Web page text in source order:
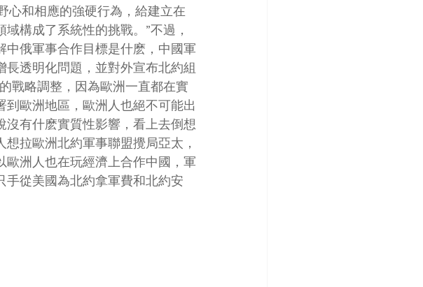
心和相應的強硬行為，給建立在
構成了系統性的挑戰。”不過，
俄軍事合作目標是什麽，中國軍
透明化問題，並對外宣布北約組
戰略調整，因為歐洲一直都在實
歐洲地區，歐洲人也絕不可能出
有什麽實質性影響，看上去倒想
拉歐洲北約軍事聯盟攪局亞太，
洲人也在玩經濟上合作中國，軍
手從美國為北約拿軍費和北約安